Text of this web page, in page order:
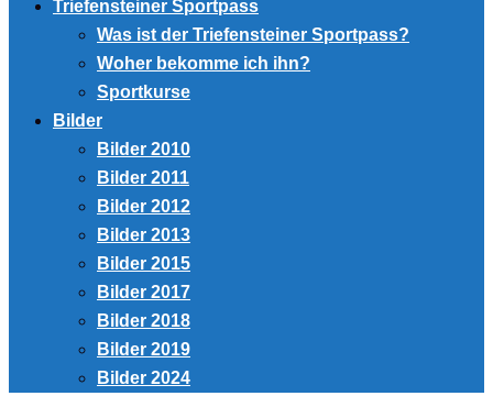
Triefensteiner Sportpass
Was ist der Triefensteiner Sportpass?
Woher bekomme ich ihn?
Sportkurse
Bilder
Bilder 2010
Bilder 2011
Bilder 2012
Bilder 2013
Bilder 2015
Bilder 2017
Bilder 2018
Bilder 2019
Bilder 2024